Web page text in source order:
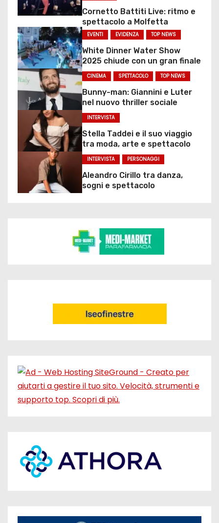
Cornetto Battiti Live: ritmo e
spettacolo a Molfetta
EVENTI EVIDENZA TOP NEWS
White Dinner Water Show
2025 chiude con un gran finale
CINEMA SPETTACOLO TOP NEWS
Bunny-man: Giannini e Luter
nel nuovo thriller sociale
INTERVISTA
Stella Taddei e il suo viaggio
tra moda, arte e spettacolo
INTERVISTA PERSONAGGI
Aleandro Cirillo tra danza,
sogni e spettacolo